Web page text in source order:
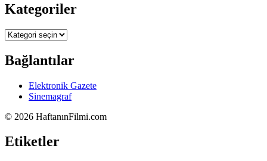
Kategoriler
Kategoriler
Bağlantılar
Elektronik Gazete
Sinemagraf
© 2026 HaftanınFilmi.com
Etiketler